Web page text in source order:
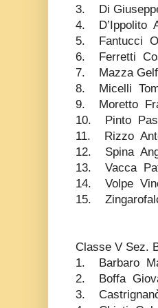
3. Di
4. D’Ippolito
5. Fantucci
6. Ferretti
7. Mazza
8. Micelli
9. Moretto
10. Pinto
11. Rizzo
12. Spina
13. Vacca
14. Volpe
15.
Classe V Sez.
1. Barbaro
2. Boffa
3.